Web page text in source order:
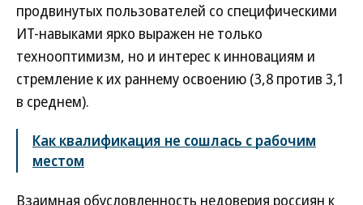
продвинутых пользователей со специфическими
ИТ-навыками ярко выражен не только
технооптимизм, но и интерес к инновациям и
стремление к их раннему освоению (3,8 против 3,1
в среднем).
Как квалификация не сошлась с рабочим
местом
Взаимная обусловленность недоверия россиян к